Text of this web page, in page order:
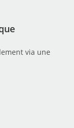
via une